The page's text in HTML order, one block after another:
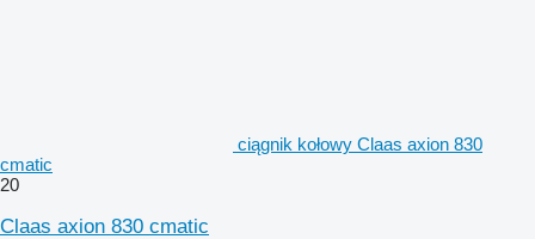
ciągnik kołowy Claas axion 830
cmatic
20
Claas axion 830 cmatic